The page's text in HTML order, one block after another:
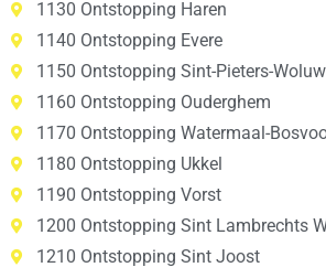
1130 Ontstopping Haren
1140 Ontstopping Evere
1150 Ontstopping Sint-Pieters-
1160 Ontstopping Ouderghem
1170 Ontstopping Watermaal-
1180 Ontstopping Ukkel
1190 Ontstopping Vorst
1200 Ontstopping Sint Lambrechts
1210 Ontstopping Sint Joost